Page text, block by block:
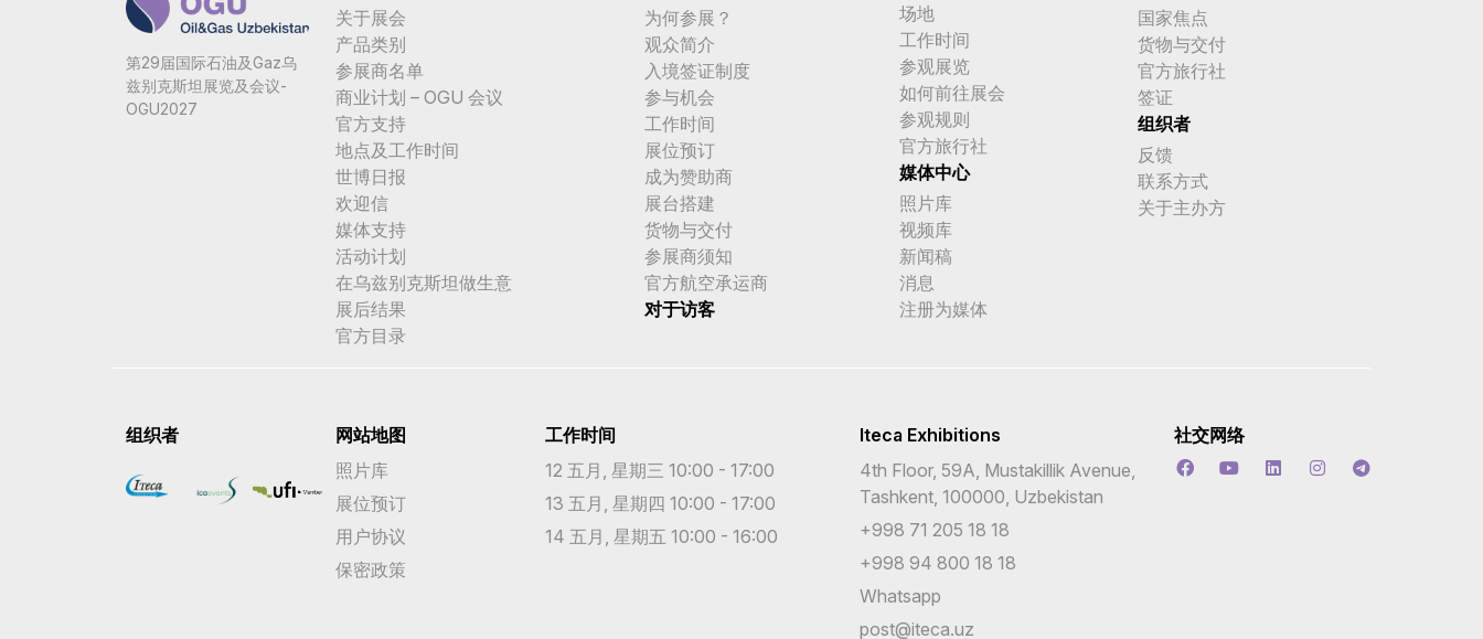
第29届国际石油及Gaz乌
兹别克斯坦展览及会议-
OGU2027
关于展会
产品类别
参展商名单
商业计划 – OGU 会议
官方支持
地点及工作时间
世博日报
欢迎信
媒体支持
活动计划
在乌兹别克斯坦做生意
展后结果
官方目录
为何参展？
观众简介
入境签证制度
参与机会
工作时间
展位预订
成为赞助商
展台搭建
货物与交付
参展商须知
官方航空承运商
对于访客
场地
工作时间
参观展览
如何前往展会
参观规则
官方旅行社
媒体中心
照片库
视频库
新闻稿
消息
注册为媒体
国家焦点
货物与交付
官方旅行社
签证
组织者
反馈
联系方式
关于主办方
组织者
网站地图
照片库
展位预订
用户协议
保密政策
工作时间
12 五月, 星期三 10:00 - 17:00
13 五月, 星期四 10:00 - 17:00
14 五月, 星期五 10:00 - 16:00
Iteca Exhibitions
4th Floor, 59A, Mustakillik Avenue,
Tashkent, 100000, Uzbekistan
+998 71 205 18 18
+998 94 800 18 18
Whatsapp
post@iteca.uz
社交网络